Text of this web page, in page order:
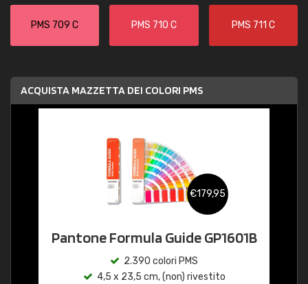
PMS 709 C PMS 710 C PMS 711 C
ACQUISTA MAZZETTA DEI COLORI PMS
€179,95
Pantone Formula Guide GP1601B
2.390 colori PMS
4,5 x 23,5 cm, (non) rivestito